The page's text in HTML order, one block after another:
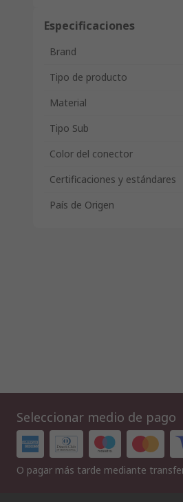
Especificaciones
Brand
Tipo de producto
Material
Tipo Sub
Color del conector
Certificaciones y estándares
País de Origen
Seleccionar medio de pago
O pagar más tarde mediante